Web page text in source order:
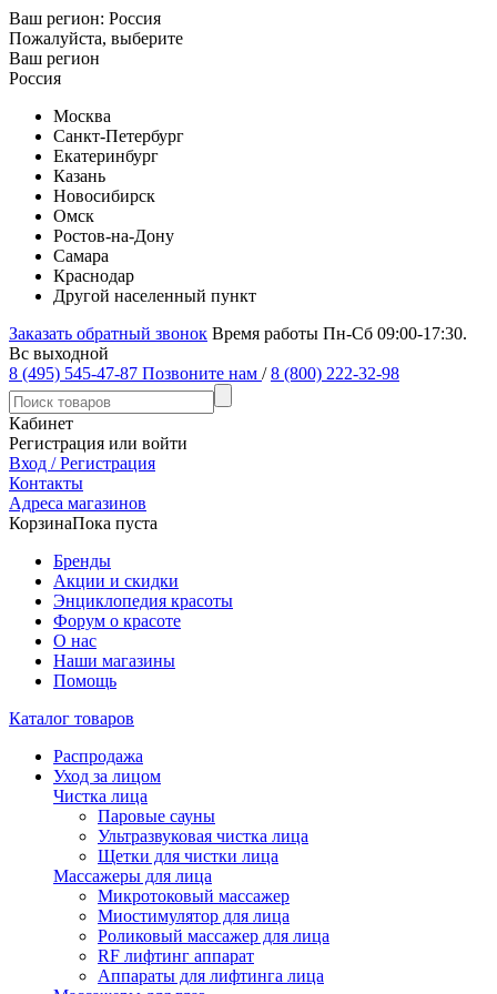
Ваш регион: Россия
Пожалуйста, выберите
Ваш регион
Россия
Москва
Санкт-Петербург
Екатеринбург
Казань
Новосибирск
Омск
Ростов-на-Дону
Самара
Краснодар
Другой населенный пункт
Заказать обратный звонок Время работы Пн-Сб 09:00-17:30.
Вс выходной
8 (495) 545-47-87 Позвоните нам / 8 (800) 222-32-98
Кабинет
Регистрация или войти
Вход / Регистрация
Контакты
Адреса магазинов
КорзинаПока пуста
Бренды
Акции и скидки
Энциклопедия красоты
Форум о красоте
О нас
Наши магазины
Помощь
Каталог товаров
Распродажа
Уход за лицом
Чистка лица
Паровые сауны
Ультразвуковая чистка лица
Щетки для чистки лица
Массажеры для лица
Микротоковый массажер
Миостимулятор для лица
Роликовый массажер для лица
RF лифтинг аппарат
Аппараты для лифтинга лица